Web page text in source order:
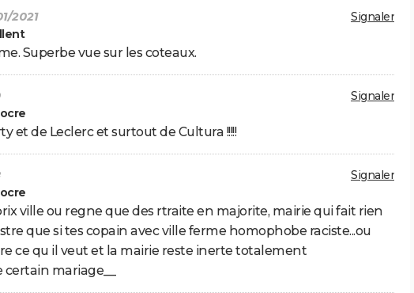
Signaler
2021
Superbe vue sur les coteaux.
Signaler
et de Leclerc et surtout de Cultura !!!!!
Signaler
ville ou regne que des rtraite en majorite, mairie qui fait rien
que si tes copain avec ville ferme homophobe raciste...ou
ce qu il veut et la mairie reste inerte totalement
mariage__